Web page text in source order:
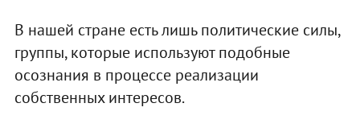
В нашей стране есть лишь политические силы,
группы, которые используют подобные
осознания в процессе реализации
собственных интересов.